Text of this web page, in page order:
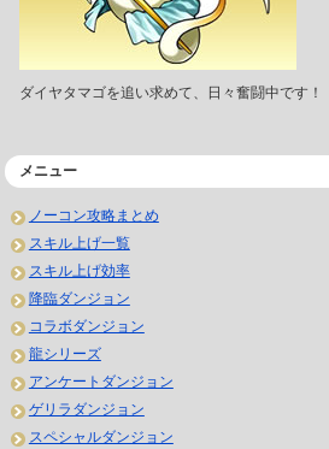
ダイヤタマゴを追い求めて、日々奮闘中です！
メニュー
ノーコン攻略まとめ
スキル上げ一覧
スキル上げ効率
降臨ダンジョン
コラボダンジョン
龍シリーズ
アンケートダンジョン
ゲリラダンジョン
スペシャルダンジョン